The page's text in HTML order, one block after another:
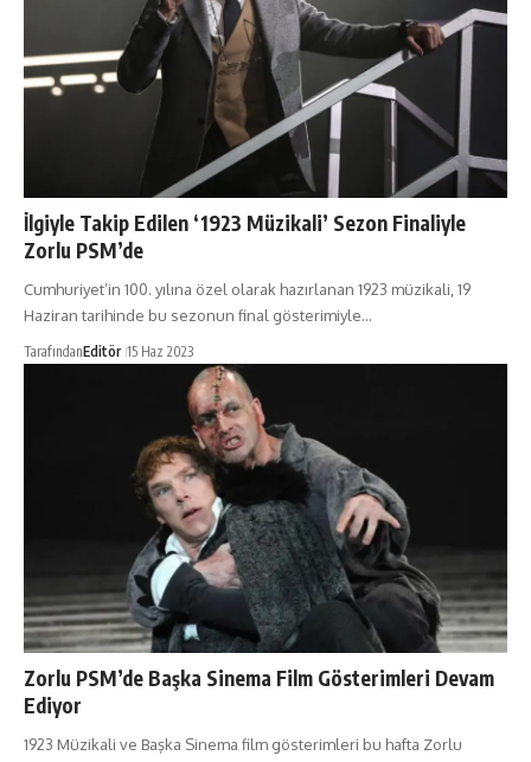
İlgiyle Takip Edilen ‘1923 Müzikali’ Sezon Finaliyle
Zorlu PSM’de
Cumhuriyet’in 100. yılına özel olarak hazırlanan 1923 müzikali, 19
Haziran tarihinde bu sezonun final gösterimiyle…
TarafındanEditör 15 Haz 2023
Zorlu PSM’de Başka Sinema Film Gösterimleri Devam
Ediyor
1923 Müzikali ve Başka Sinema film gösterimleri bu hafta Zorlu